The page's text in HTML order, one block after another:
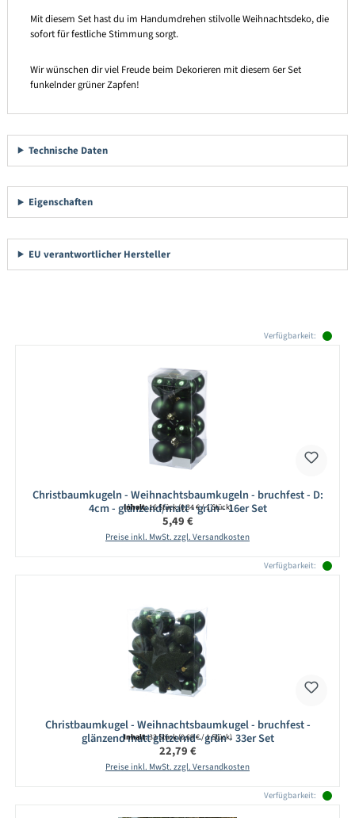
Mit diesem Set hast du im Handumdrehen stilvolle Weihnachtsdeko, die
sofort für festliche Stimmung sorgt.
Wir wünschen dir viel Freude beim Dekorieren mit diesem 6er Set
funkelnder grüner Zapfen!
Technische Daten
Eigenschaften
EU verantwortlicher Hersteller
Verfügbarkeit:
Christbaumkugeln - Weihnachtsbaumkugeln - bruchfest - D:
4cm - glänzend/matt - grün - 16er Set
Inhalt:16 Stück(0,34 € / 1 Stück)
Regulärer Preis:
5,49 €
Preise inkl. MwSt. zzgl. Versandkosten
Verfügbarkeit:
Christbaumkugel - Weihnachtsbaumkugel - bruchfest -
glänzend matt glitzernd - grün - 33er Set
Inhalt:33 Stück(0,69 € / 1 Stück)
Regulärer Preis:
22,79 €
Preise inkl. MwSt. zzgl. Versandkosten
Verfügbarkeit: